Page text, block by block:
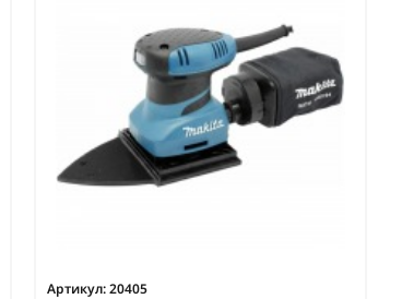
Артикул:20405